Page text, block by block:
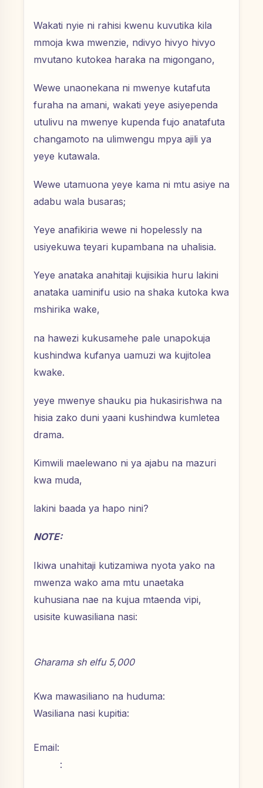
Wakati nyie ni rahisi kwenu kuvutika kila
mmoja kwa mwenzie, ndivyo hivyo hivyo
mvutano kutokea haraka na migongano,
Wewe unaonekana ni mwenye kutafuta
furaha na amani, wakati yeye asiyependa
utulivu na mwenye kupenda fujo anatafuta
changamoto na ulimwengu mpya ajili ya
yeye kutawala.
Wewe utamuona yeye kama ni mtu asiye na
adabu wala busaras;
Yeye anafikiria wewe ni hopelessly na
usiyekuwa teyari kupambana na uhalisia.
Yeye anataka anahitaji kujisikia huru lakini
anataka uaminifu usio na shaka kutoka kwa
mshirika wake,
na hawezi kukusamehe pale unapokuja
kushindwa kufanya uamuzi wa kujitolea
kwake.
yeye mwenye shauku pia hukasirishwa na
hisia zako duni yaani kushindwa kumletea
drama.
Kimwili maelewano ni ya ajabu na mazuri
kwa muda,
lakini baada ya hapo nini?
NOTE:
Ikiwa unahitaji kutizamiwa nyota yako na
mwenza wako ama mtu unaetaka
kuhusiana nae na kujua mtaenda vipi,
usisite kuwasiliana nasi:
Gharama sh elfu 5,000
Kwa mawasiliano na huduma:
Wasiliana nasi kupitia:
Email:
: